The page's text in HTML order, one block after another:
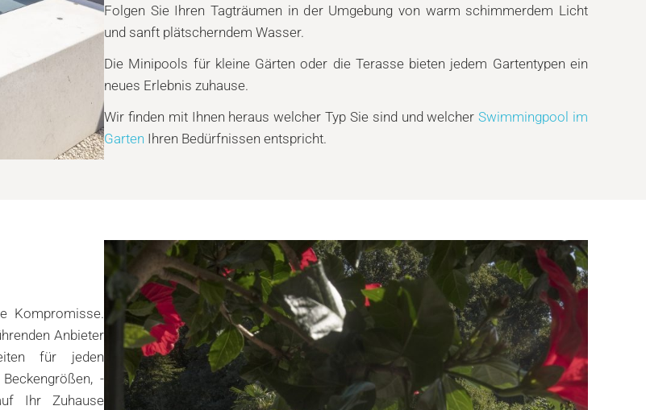
Folgen Sie Ihren Tagträumen in der Umgebung von warm schimmerdem Licht
und sanft plätscherndem Wasser.
Die Minipools für kleine Gärten oder die Terasse bieten jedem Gartentypen ein
neues Erlebnis zuhause.
Wir finden mit Ihnen heraus welcher Typ Sie sind und welcherSwimmingpool im
Garten Ihren Bedürfnissen entspricht.
Kompromisse.
Anbieter
für jeden
-
Ihr Zuhause